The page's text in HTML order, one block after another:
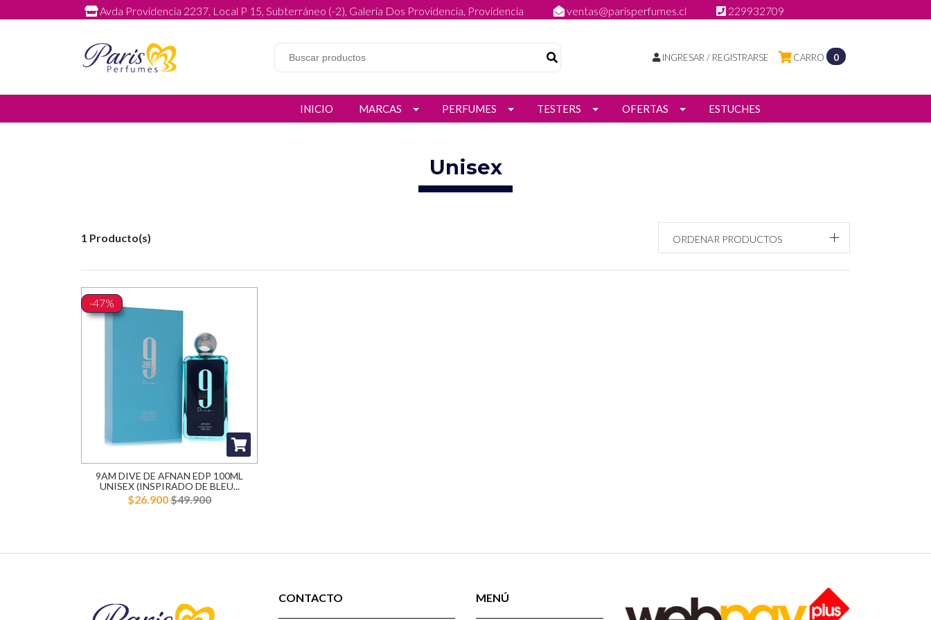
Avda Providencia 2237, Local P 15, Subterráneo (-2), Galeria Dos Providencia, Providencia ventas@parisperfumes.cl 229932709
CARRO 0
INGRESAR / REGISTRARSE
INICIO MARCAS PERFUMES TESTERS OFERTAS ESTUCHES
Unisex
1 Producto(s) ORDENAR PRODUCTOS
-47%
9AM DIVE DE AFNAN EDP 100ML
UNISEX (INSPIRADO DE BLEU...
$26.900$49.900
CONTACTO MENÚ